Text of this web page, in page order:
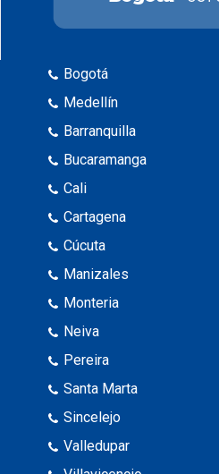
Bogotá
Medellín
Barranquilla
Bucaramanga
Cali
Cartagena
Cúcuta
Manizales
Monteria
Neiva
Pereira
Santa Marta
Sincelejo
Valledupar